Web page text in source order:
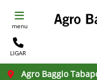
menu
LIGAR
Agro Baggio